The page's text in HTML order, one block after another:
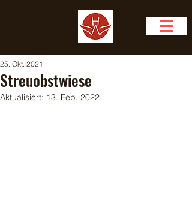
Streuobstwiese
25. Okt. 2021
Aktualisiert: 13. Feb. 2022